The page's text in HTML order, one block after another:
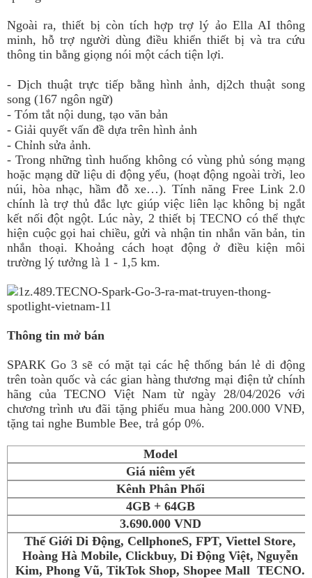
Ngoài ra, thiết bị còn tích hợp trợ lý ảo Ella AI thông
minh, hỗ trợ người dùng điều khiển thiết bị và tra cứu
thông tin bằng giọng nói một cách tiện lợi.
- Dịch thuật trực tiếp bằng hình ảnh, dị2ch thuật song
song (167 ngôn ngữ)
- Tóm tắt nội dung, tạo văn bản
- Giải quyết vấn đề dựa trên hình ảnh
- Chỉnh sửa ảnh.
- Trong những tình huống không có vùng phủ sóng mạng
hoặc mạng dữ liệu di động yếu, (hoạt động ngoài trời, leo
núi, hòa nhạc, hầm đỗ xe…). Tính năng Free Link 2.0
chính là trợ thủ đắc lực giúp việc liên lạc không bị ngắt
kết nối đột ngột. Lúc này, 2 thiết bị TECNO có thể thực
hiện cuộc gọi hai chiều, gửi và nhận tin nhắn văn bản, tin
nhắn thoại. Khoảng cách hoạt động ở điều kiện môi
trường lý tưởng là 1 - 1,5 km.
Thông tin mở bán
SPARK Go 3 sẽ có mặt tại các hệ thống bán lẻ di động
trên toàn quốc và các gian hàng thương mại điện tử chính
hãng của TECNO Việt Nam từ ngày 28/04/2026 với
chương trình ưu đãi tặng phiếu mua hàng 200.000 VNĐ,
tặng tai nghe Bumble Bee, trả góp 0%.
Model
Giá niêm yết
Kênh Phân Phối
4GB + 64GB
3.690.000 VND
Thế Giới Di Động, CellphoneS, FPT, Viettel Store,
Hoàng Hà Mobile, Clickbuy, Di Động Việt, Nguyễn
Kim, Phong Vũ, TikTok Shop, Shopee Mall TECNO.